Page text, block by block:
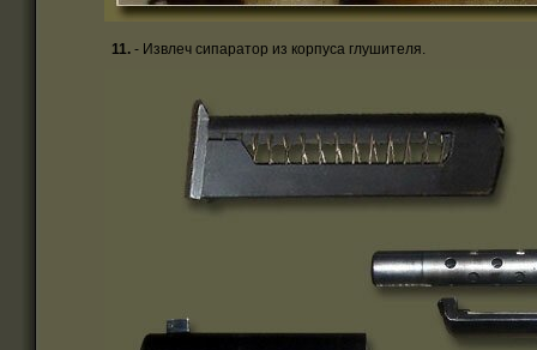
11. - Извлеч сипаратор из корпуса глушителя.